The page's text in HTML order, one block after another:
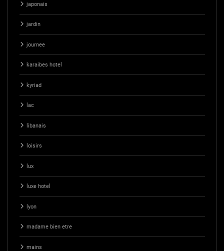
japonais
jardin
journee
karaibes hotel
kyriad
lac
libanais
loisirs
lux
luxe hotel
lyon
madame bien etre
mains